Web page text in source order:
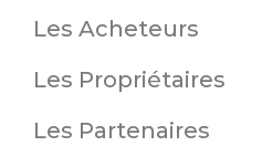
Les Acheteurs
Les Propriétaires
Les Partenaires